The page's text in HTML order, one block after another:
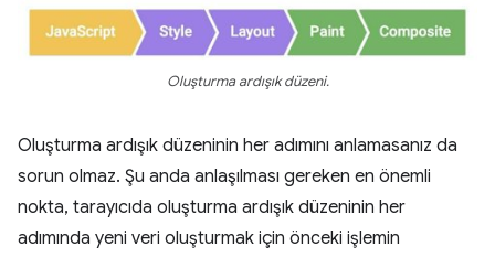
Oluşturma ardışık düzeni.
Oluşturma ardışık düzeninin her adımını anlamasanız da
sorun olmaz. Şu anda anlaşılması gereken en önemli
nokta, tarayıcıda oluşturma ardışık düzeninin her
adımında yeni veri oluşturmak için önceki işlemin